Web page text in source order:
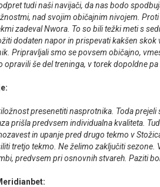
tudi naši navijači, da nas bodo
nad svojim običajnim nivojem.
zadeval Nwora. To so bili težki meti s
dodaten napor in prispevati kakšen
Pripravljali smo se povsem običajno,
še del treninga, v torek dopoldne
presenetiti nasprotnika. Toda
prišla predvsem individualna kvaliteta.
in upanje pred drugo tekmo v
tretjo tekmo. Ne želimo zaključiti
predvsem pri osnovnih stvareh. Paziti